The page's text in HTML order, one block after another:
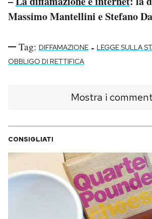
Massimo Mantellini e Stefano
Tag: DIFFAMAZIONE - LEGGE SULLA
OBBLIGO DI RETTIFICA
Mostra i
CONSIGLIATI